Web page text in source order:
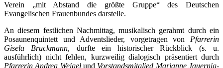
Verein „mit Abstand die größte Gruppe“ des Deutschen
Evangelischen Frauenbundes darstelle.
An diesem festlichen Nachmittag, musikalisch gerahmt durch ein
Posaunenquintett und Adventslieder, vorgetragen von Pfarrerin
Gisela Bruckmann, durfte ein historischer Rückblick (s. u.
ausführlich) nicht fehlen, kurzweilig dialogisch präsentiert durch
Pfarrerin Andrea Weigelund Vorstandsmitglied Marianne Jauernig-